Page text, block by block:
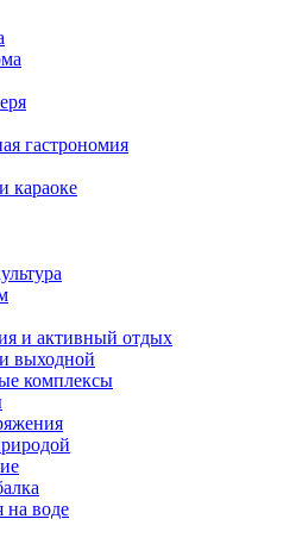
гастрономия
караоке
и активный отдых
выходной
комплексы
на воде